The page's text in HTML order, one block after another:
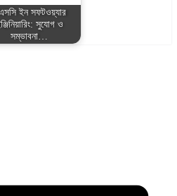
ইন সফটওয়্যার
সুযোগ ও
সম্ভাবনা…